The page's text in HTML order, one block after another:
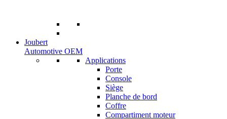
Joubert
Automotive OEM
Applications
Porte
Console
Siège
Planche de bord
Coffre
Compartiment moteur